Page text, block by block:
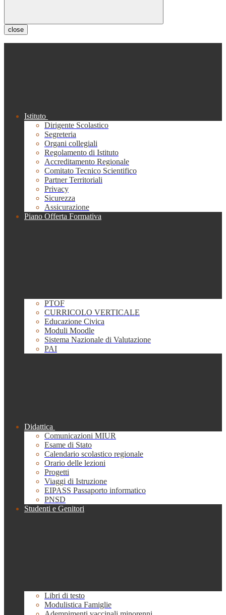
close
Istituto
Dirigente Scolastico
Segreteria
Organi collegiali
Regolamento di Istituto
Accreditamento Regionale
Comitato Tecnico Scientifico
Partner Territoriali
Privacy
Sicurezza
Assicurazione
Piano Offerta Formativa
PTOF
CURRICOLO VERTICALE
Educazione Civica
Moduli Moodle
Sistema Nazionale di Valutazione
PAI
Didattica
Comunicazioni MIUR
Esame di Stato
Calendario scolastico regionale
Orario delle lezioni
Progetti
Viaggi di Istruzione
EIPASS Passaporto informatico
PNSD
Studenti e Genitori
Libri di testo
Modulistica Famiglie